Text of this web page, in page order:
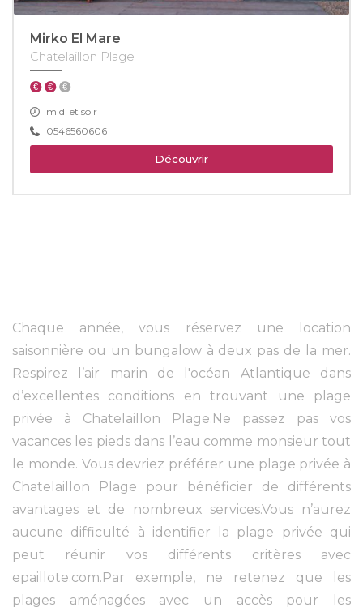
Mirko El Mare
Chatelaillon Plage
midi et soir
0546560606
Découvrir
Chaque année, vous réservez une location
saisonnière ou un bungalow à deux pas de la mer.
Respirez l’air marin de l'océan Atlantique dans
d’excellentes conditions en trouvant une plage
privée à Chatelaillon Plage.Ne passez pas vos
vacances les pieds dans l’eau comme monsieur tout
le monde. Vous devriez préférer une plage privée à
Chatelaillon Plage pour bénéficier de différents
avantages et de nombreux services.Vous n’aurez
aucune difficulté à identifier la plage privée qui
peut réunir vos différents critères avec
epaillote.com.Par exemple, ne retenez que les
plages aménagées avec un accès pour les